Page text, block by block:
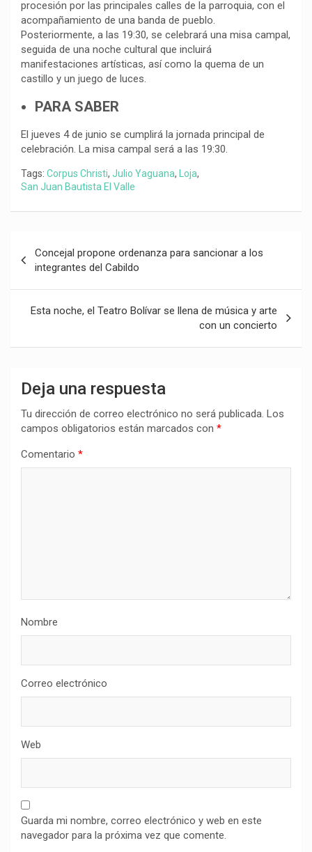
procesión por las principales calles de la parroquia, con el
acompañamiento de una banda de pueblo.
Posteriormente, a las 19:30, se celebrará una misa campal,
seguida de una noche cultural que incluirá
manifestaciones artísticas, así como la quema de un
castillo y un juego de luces.
PARA SABER
El jueves 4 de junio se cumplirá la jornada principal de
celebración. La misa campal será a las 19:30.
Tags: Corpus Christi, Julio Yaguana, Loja,
San Juan Bautista El Valle
de
entradas
Concejal propone ordenanza para sancionar a los
integrantes del Cabildo
Esta noche, el Teatro Bolívar se llena de música y arte
con un concierto
Deja una respuesta
Tu dirección de correo electrónico no será publicada. Los
campos obligatorios están marcados con *
Comentario *
Nombre
Correo electrónico
Web
Guarda mi nombre, correo electrónico y web en este
navegador para la próxima vez que comente.